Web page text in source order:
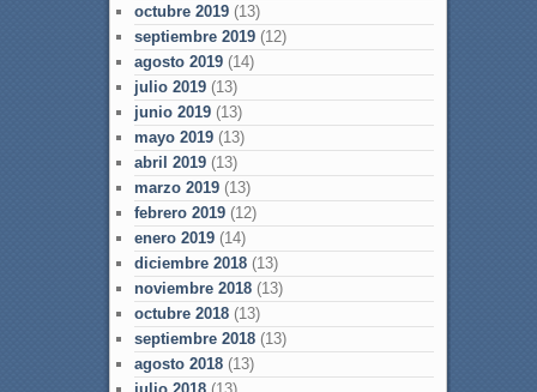
octubre 2019(13)
septiembre 2019(12)
agosto 2019(14)
julio 2019(13)
junio 2019(13)
mayo 2019(13)
abril 2019(13)
marzo 2019(13)
febrero 2019(12)
enero 2019(14)
diciembre 2018(13)
noviembre 2018(13)
octubre 2018(13)
septiembre 2018(13)
agosto 2018(13)